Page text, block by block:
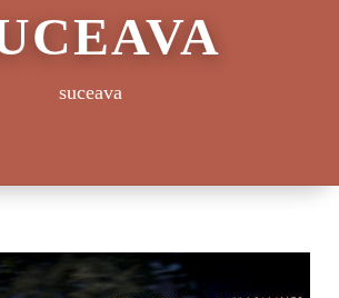
suceava